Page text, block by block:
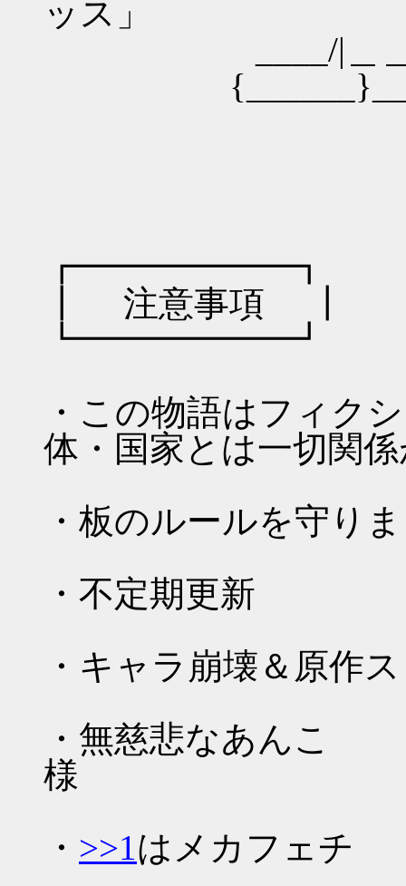
ッス」
____/|＿＿
┏━━━━━━┓
┃ 注意事項 ┃
┗━━━━━━┛
・この物語はフィク
体・国家とは一切関
・板のルールを守り
・不定期更新
・キャラ崩壊＆原作
・無慈悲なあんこ
・ >>1はメカフェチ